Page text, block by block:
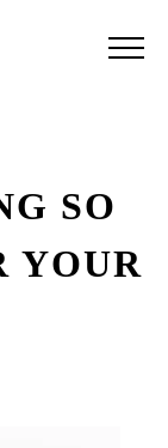
SO
YOUR